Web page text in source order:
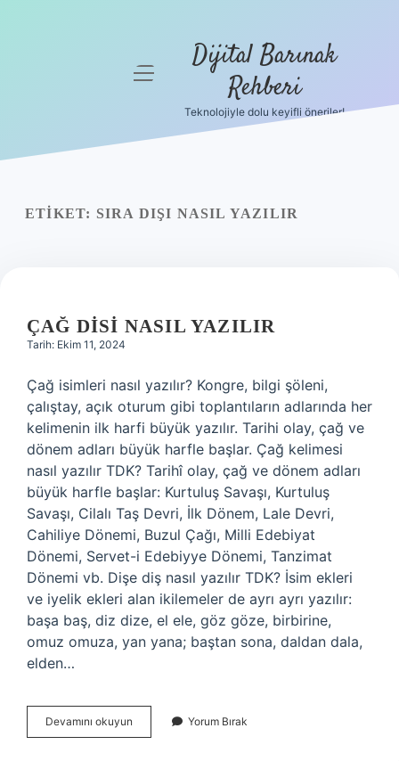
menüyü
Dijital Barınak
Rehberi
Teknolojiyle dolu keyifli öneriler!
ETIKET: SIRA DIŞI NASIL YAZILIR
ÇAĞ DISI NASIL YAZILIR
Tarih: Ekim 11, 2024
Çağ isimleri nasıl yazılır? Kongre, bilgi şöleni,
çalıştay, açık oturum gibi toplantıların adlarında her
kelimenin ilk harfi büyük yazılır. Tarihi olay, çağ ve
dönem adları büyük harfle başlar. Çağ kelimesi
nasıl yazılır TDK? Tarihî olay, çağ ve dönem adları
büyük harfle başlar: Kurtuluş Savaşı, Kurtuluş
Savaşı, Cilalı Taş Devri, İlk Dönem, Lale Devri,
Cahiliye Dönemi, Buzul Çağı, Milli Edebiyat
Dönemi, Servet-i Edebiyye Dönemi, Tanzimat
Dönemi vb. Dişe diş nasıl yazılır TDK? İsim ekleri
ve iyelik ekleri alan ikilemeler de ayrı ayrı yazılır:
başa baş, diz dize, el ele, göz göze, birbirine,
omuz omuza, yan yana; baştan sona, daldan dala,
elden…
Devamını okuyun
Disi
Yorum Bırak